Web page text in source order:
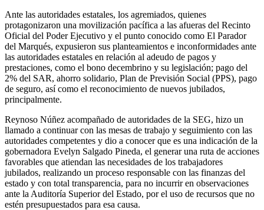
Ante las autoridades estatales, los agremiados, quienes
protagonizaron una movilización pacífica a las afueras del Recinto
Oficial del Poder Ejecutivo y el punto conocido como El Parador
del Marqués, expusieron sus planteamientos e inconformidades ante
las autoridades estatales en relación al adeudo de pagos y
prestaciones, como el bono decembrino y su legislación; pago del
2% del SAR, ahorro solidario, Plan de Previsión Social (PPS), pago
de seguro, así como el reconocimiento de nuevos jubilados,
principalmente.
Reynoso Núñez acompañado de autoridades de la SEG, hizo un
llamado a continuar con las mesas de trabajo y seguimiento con las
autoridades competentes y dio a conocer que es una indicación de la
gobernadora Evelyn Salgado Pineda, el generar una ruta de acciones
favorables que atiendan las necesidades de los trabajadores
jubilados, realizando un proceso responsable con las finanzas del
estado y con total transparencia, para no incurrir en observaciones
ante la Auditoría Superior del Estado, por el uso de recursos que no
estén presupuestados para esa causa.